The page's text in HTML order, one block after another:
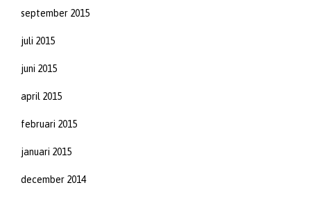
september 2015
juli 2015
juni 2015
april 2015
februari 2015
januari 2015
december 2014